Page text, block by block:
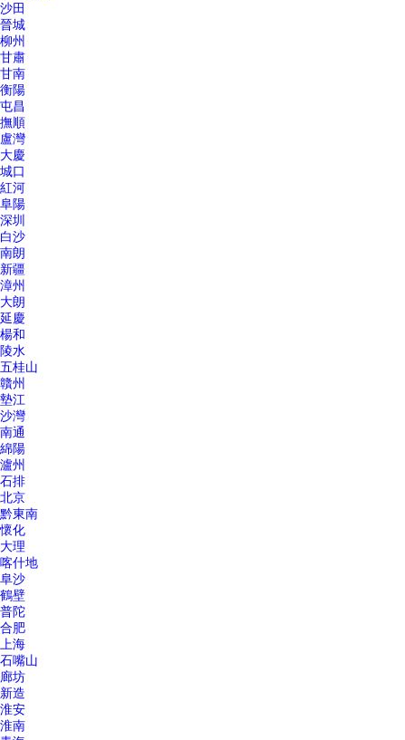
沙田
晉城
柳州
甘肅
甘南
衡陽
屯昌
撫順
盧灣
大慶
城口
紅河
阜陽
深圳
白沙
南朗
新疆
漳州
大朗
延慶
楊和
陵水
五桂山
贛州
墊江
沙灣
南通
綿陽
瀘州
石排
北京
黔東南
懷化
大理
喀什地
阜沙
鶴壁
普陀
合肥
上海
石嘴山
廊坊
新造
淮安
淮南